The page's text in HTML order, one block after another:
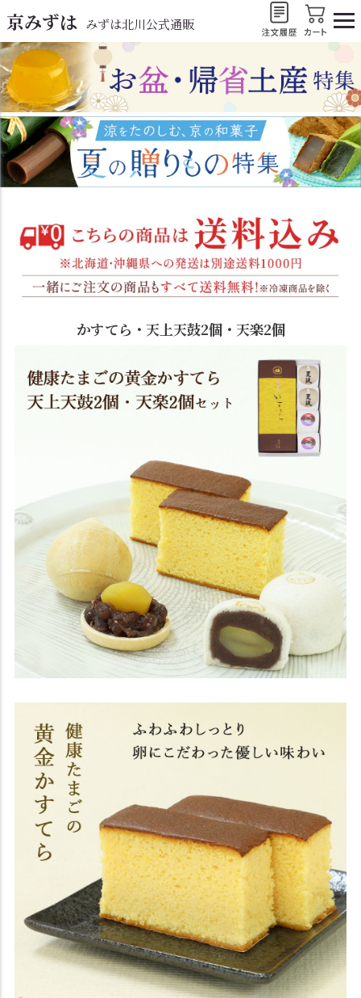
京みずは みずは北川公式通販
かすてら・天上天鼓2個・天楽2個